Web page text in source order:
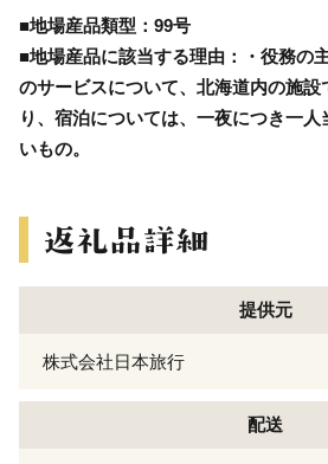
■地場産品類型：99号
■地場産品に該当する理由：・役務の
のサービスについて、北海道内の施設
り、宿泊については、一夜につき一
いもの。
提供元
株式会社日本旅行
配送